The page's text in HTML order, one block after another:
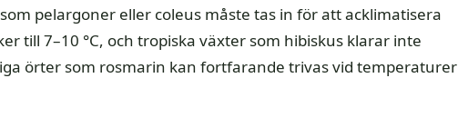
pelargoner eller coleus måste tas in för att acklimatisera
till 7–10 °C, och tropiska växter som hibiskus klarar inte
örter som rosmarin kan fortfarande trivas vid temperaturer